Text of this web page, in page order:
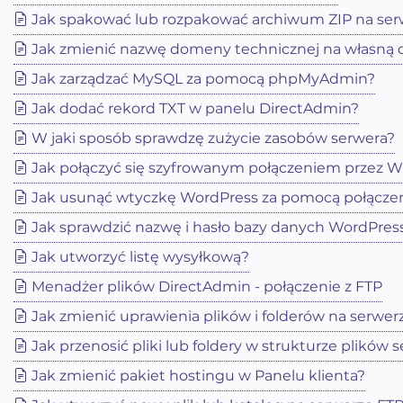
Jak spakować lub rozpakować archiwum ZIP na
Jak zmienić nazwę domeny technicznej na
Jak zarządzać MySQL za pomocą phpMyAdmin?
Jak dodać rekord TXT w panelu DirectAdmin?
W jaki sposób sprawdzę zużycie zasobów serwera?
Jak połączyć się szyfrowanym połączeniem przez
Jak usunąć wtyczkę WordPress za pomocą
Jak sprawdzić nazwę i hasło bazy danych
Jak utworzyć listę wysyłkową?
Menadżer plików DirectAdmin - połączenie z FTP
Jak zmienić uprawienia plików i folderów na
Jak przenosić pliki lub foldery w strukturze plików
Jak zmienić pakiet hostingu w Panelu klienta?